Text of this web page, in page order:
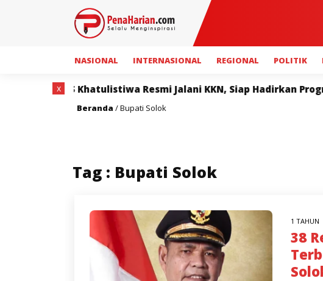
NASIONAL INTERNASIONAL REGIONAL POLITIK
Resmi Jalani KKN, Siap Hadirkan Program Bermanfaat bagi
Beranda /Bupati Solok
Tag : Bupati Solok
1 TAHUN
38
x